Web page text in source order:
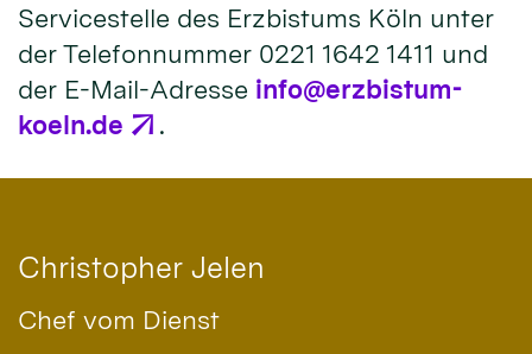
Servicestelle des Erzbistums Köln unter
der Telefonnummer 0221 1642 1411 und
der E-Mail-Adresse info@erzbistum-
koeln.de
.
Christopher Jelen
Chef vom Dienst